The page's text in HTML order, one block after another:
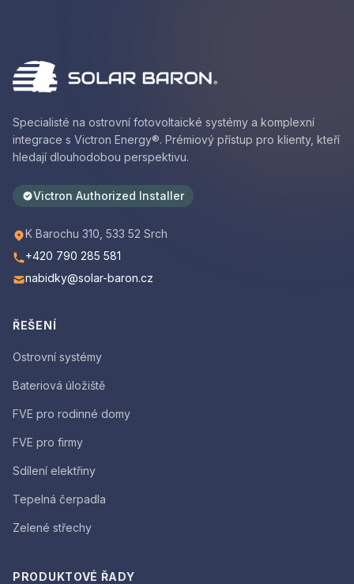
Specialisté na ostrovní fotovoltaické systémy a komplexní
integrace s Victron Energy®. Prémiový přístup pro klienty, kteří
hledají dlouhodobou perspektivu.
Victron Authorized Installer
K Barochu 310, 533 52 Srch
+420 790 285 581
nabidky@solar-baron.cz
ŘEŠENÍ
Ostrovní systémy
Bateriová úložiště
FVE pro rodinné domy
FVE pro firmy
Sdílení elektřiny
Tepelná čerpadla
Zelené střechy
PRODUKTOVÉ ŘADY